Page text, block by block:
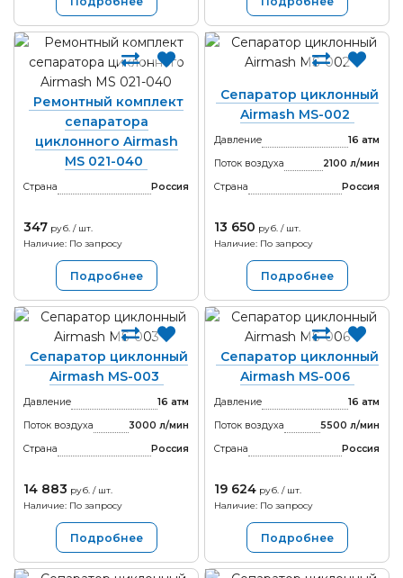
Ремонтный комплект
сепаратора
циклонного Airmash
MS 021-040
Страна Россия
347 руб. / шт.
Наличие: По запросу
Подробнее
Сепаратор циклонный
Airmash MS-002
Давление
16 атм
Поток воздуха
2100 л/мин
Страна
Россия
13 650 руб. / шт.
Наличие: По запросу
Подробнее
Сепаратор циклонный
Airmash MS-003
Давление
16 атм
Поток воздуха
3000 л/мин
Страна
Россия
14 883 руб. / шт.
Наличие: По запросу
Подробнее
Сепаратор циклонный
Airmash MS-006
Давление
16 атм
Поток воздуха
5500 л/мин
Страна
Россия
19 624 руб. / шт.
Наличие: По запросу
Подробнее